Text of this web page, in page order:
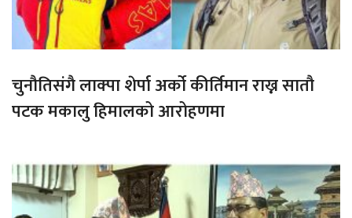
चुनौतिसंगै लाक्पा शेर्पा अर्को कीर्तिमान राख्न सातौ
पटक मकालु हिमालको आरोहणमा